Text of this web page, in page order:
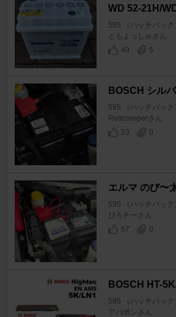
WD 52-21H/
595 （ハッチバック
ともよっしゅさん
49
5
BOSCH シル
595 （ハッチバック
Redcreeperさん
23
0
エルマ のび〜
595 （ハッチバック
ぴろチーさん
57
0
BOSCH HT-
595 （ハッチバック
アバポンさん